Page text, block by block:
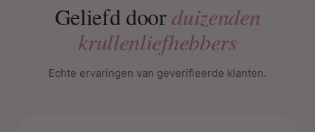
Geliefd doorduizenden
krullenliefhebbers
Echte ervaringen van geverifieerde klanten.